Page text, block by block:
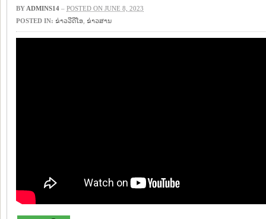
BY ADMINS14 – POSTED ON JUNE 8, 2023
POSTED IN: ຂ່າວ​ວີ​ດີ​ໂອ ​ຂ່າວ​ສານ